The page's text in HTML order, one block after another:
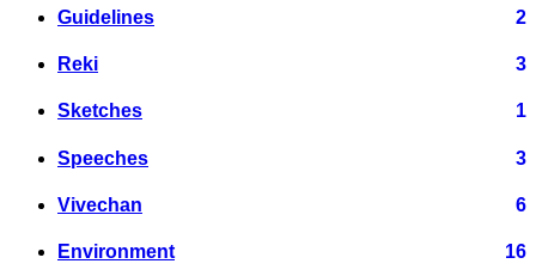
Guidelines 2
Reki 3
Sketches 1
Speeches 3
Vivechan 6
Environment 16